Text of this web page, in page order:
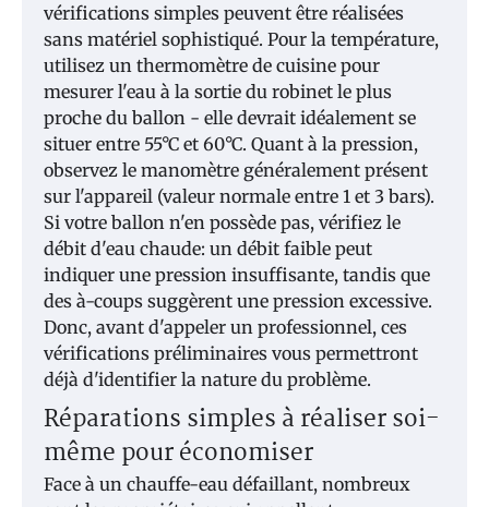
vérifications simples peuvent être réalisées
sans matériel sophistiqué. Pour la température,
utilisez un thermomètre de cuisine pour
mesurer l'eau à la sortie du robinet le plus
proche du ballon - elle devrait idéalement se
situer entre 55°C et 60°C. Quant à la pression,
observez le manomètre généralement présent
sur l'appareil (valeur normale entre 1 et 3 bars).
Si votre ballon n'en possède pas, vérifiez le
débit d'eau chaude: un débit faible peut
indiquer une pression insuffisante, tandis que
des à-coups suggèrent une pression excessive.
Donc, avant d'appeler un professionnel, ces
vérifications préliminaires vous permettront
déjà d'identifier la nature du problème.
Réparations simples à réaliser soi-
même pour économiser
Face à un chauffe-eau défaillant, nombreux